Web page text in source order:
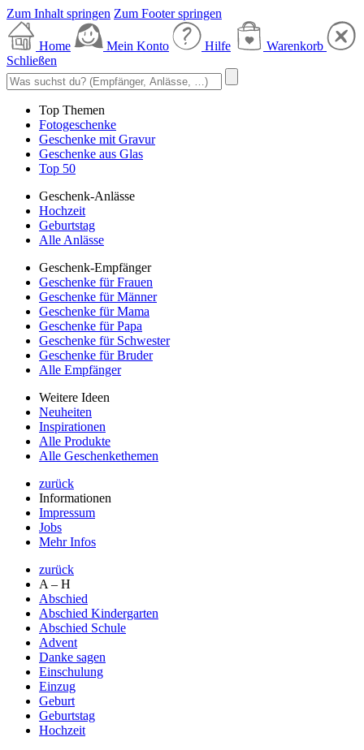
Zum Inhalt springen Zum Footer springen
Home Mein Konto Hilfe
Warenkorb
Schließen
Top Themen
Fotogeschenke
Geschenke mit Gravur
Geschenke aus Glas
Top 50
Geschenk-Anlässe
Hochzeit
Geburtstag
Alle Anlässe
Geschenk-Empfänger
Geschenke für Frauen
Geschenke für Männer
Geschenke für Mama
Geschenke für Papa
Geschenke für Schwester
Geschenke für Bruder
Alle Empfänger
Weitere Ideen
Neuheiten
Inspirationen
Alle Produkte
Alle Geschenkethemen
zurück
Informationen
Impressum
Jobs
Mehr Infos
zurück
A – H
Abschied
Abschied Kindergarten
Abschied Schule
Advent
Danke sagen
Einschulung
Einzug
Geburt
Geburtstag
Hochzeit